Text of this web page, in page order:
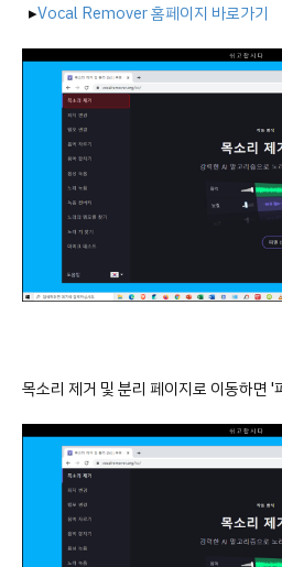
▸Vocal Remover 홈페이지 바로가기
목소리 제거 및 분리 페이지로 이동하면 '